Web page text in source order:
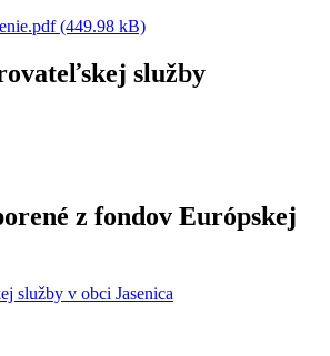
(449.98 kB)
služby
z fondov Európskej
služby v obci Jasenica